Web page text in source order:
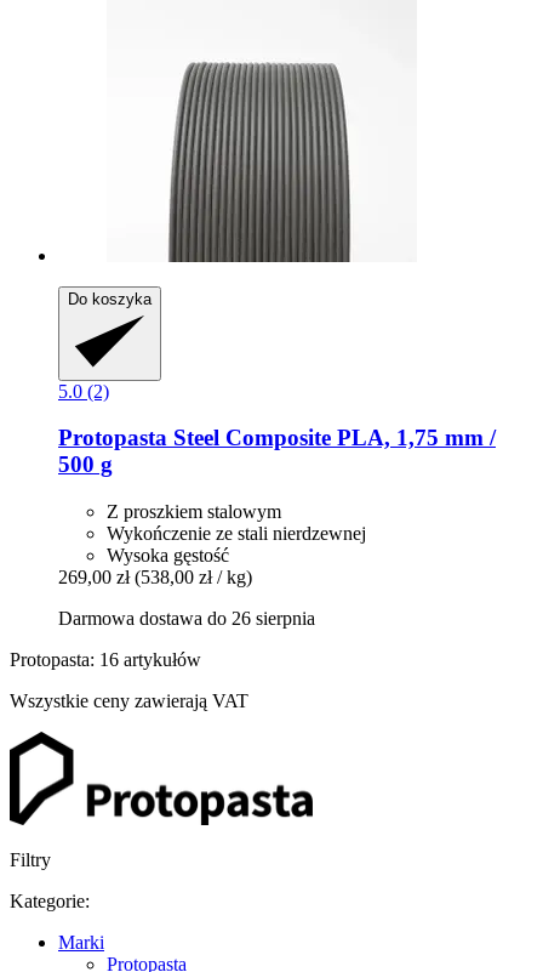
Do koszyka
5.0 (2)
Protopasta Steel Composite PLA, 1,75 mm /
500 g
Z proszkiem stalowym
Wykończenie ze stali nierdzewnej
Wysoka gęstość
269,00 zł (538,00 zł / kg)
Darmowa dostawa do 26 sierpnia
Protopasta: 16 artykułów
Wszystkie ceny zawierają VAT
Filtry
Kategorie:
Marki
Protopasta